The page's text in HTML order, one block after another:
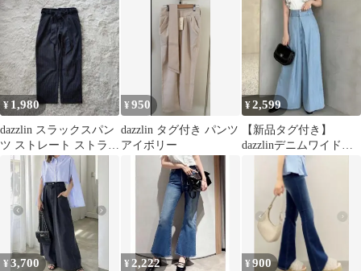
¥ 1,980
dazzlin スラックスパン
ツ ストレート ストライ
プ M カジュアル リボ
ン
¥950
dazzlin タグ付き パンツ
アイボリー
¥2,599
【新品タグ付き】
dazzlinデニムワイドパ
ンツ ダズリン
¥3,700 ¥ 2,222 ¥900